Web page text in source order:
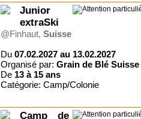
Junior
extraSki
@Finhaut, Suisse
Du 07.02.2027 au 13.02.2027
Organisé par: Grain de Blé Suisse
De 13 à 15 ans
Catégorie: Camp/Colonie
Camp de